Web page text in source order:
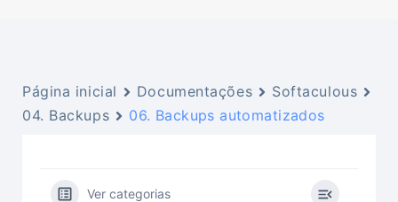
Página inicial Documentações
Softaculous
04. Backups
06. Backups automatizados
Ver categorias